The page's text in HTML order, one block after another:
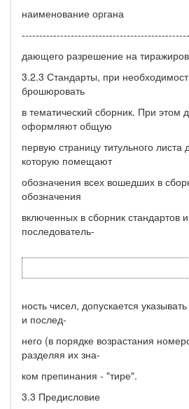
наименование органа
дающего разрешение на
3.2.3 Стандарты, при
брошюровать
в тематический сборник. При этом
оформляют общую
первую страницу титульного листа
которую помещают
обозначения всех вошедших в
обозначения
включенных в сборник
последователь-
ность чисел, допускается
и послед-
него (в порядке возрастания
разделяя их зна-
ком препинания - "тире".
3.3 Предисловие